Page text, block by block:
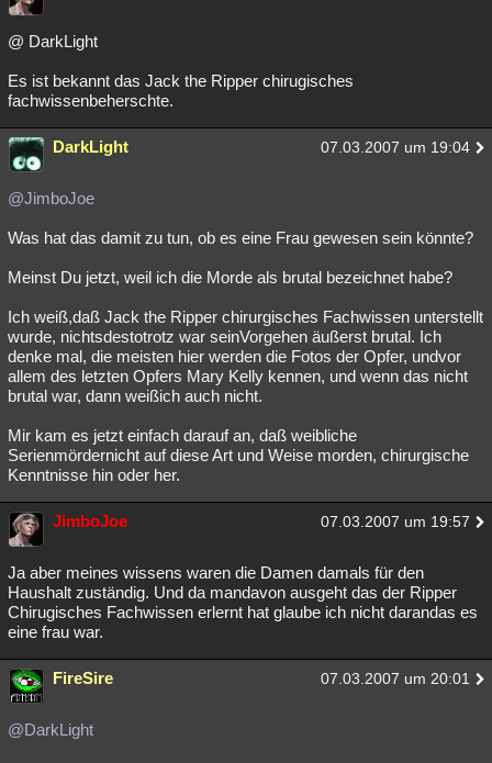
@ DarkLight
Es ist bekannt das Jack the Ripper chirugisches
fachwissenbeherschte.
DarkLight 07.03.2007 um 19:04
@JimboJoe
Was hat das damit zu tun, ob es eine Frau gewesen sein könnte?
Meinst Du jetzt, weil ich die Morde als brutal bezeichnet habe?
Ich weiß,daß Jack the Ripper chirurgisches Fachwissen unterstellt
wurde, nichtsdestotrotz war seinVorgehen äußerst brutal. Ich
denke mal, die meisten hier werden die Fotos der Opfer, undvor
allem des letzten Opfers Mary Kelly kennen, und wenn das nicht
brutal war, dann weißich auch nicht.
Mir kam es jetzt einfach darauf an, daß weibliche
Serienmördernicht auf diese Art und Weise morden, chirurgische
Kenntnisse hin oder her.
JimboJoe 07.03.2007 um 19:57
Ja aber meines wissens waren die Damen damals für den
Haushalt zuständig. Und da mandavon ausgeht das der Ripper
Chirugisches Fachwissen erlernt hat glaube ich nicht darandas es
eine frau war.
FireSire 07.03.2007 um 20:01
@DarkLight